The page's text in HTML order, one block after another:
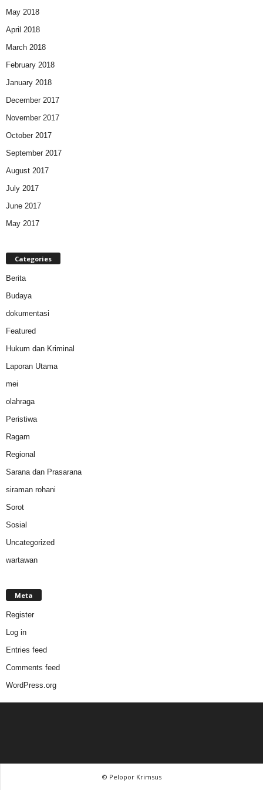
May 2018
April 2018
March 2018
February 2018
January 2018
December 2017
November 2017
October 2017
September 2017
August 2017
July 2017
June 2017
May 2017
Categories
Berita
Budaya
dokumentasi
Featured
Hukum dan Kriminal
Laporan Utama
mei
olahraga
Peristiwa
Ragam
Regional
Sarana dan Prasarana
siraman rohani
Sorot
Sosial
Uncategorized
wartawan
Meta
Register
Log in
Entries feed
Comments feed
WordPress.org
© Pelopor Krimsus